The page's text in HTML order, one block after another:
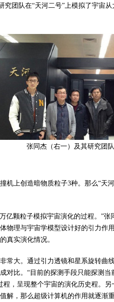
团队在“天河二号”上模拟了宇宙
张同杰（右一）及其研究团队
机上创造暗物质粒子3种。那么“天
亿颗粒子模拟宇宙演化的过程。”
物理与宇宙学模型设计好的引力作
真实演化情况。
常大。通过引力透镜和星系旋转曲
对比。“目前的探测手段只能探测
，呈现整个宇宙的演化历史程。
，那么超级计算机的作用就逐渐重